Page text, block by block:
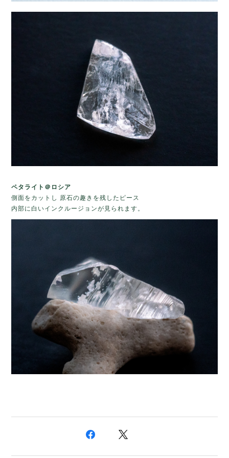
ペタライト＠ロシア
側面をカットし 原石の趣きを残したピース
内部に白いインクルージョンが見られます。